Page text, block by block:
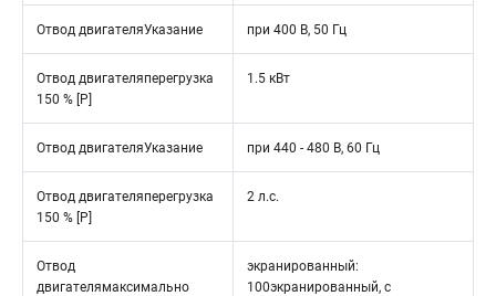
Отвод двигателяУказание при 400 В, 50 Гц
Отвод двигателяперегрузка
150 % [P]
1.5 кВт
Отвод двигателяУказание при 440 - 480 В, 60 Гц
Отвод двигателяперегрузка
150 % [P]
2 л.с.
Отвод
двигателямаксимально
экранированный:
100экранированный, с